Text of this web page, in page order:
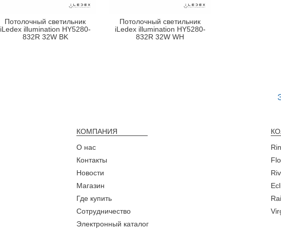
Потолочный светильник
iLedex illumination HY5280-
832R 32W BK
Потолочный светильник
iLedex illumination HY5280-
832R 32W WH
КОМПАНИЯ
О нас
Контакты
Новости
Магазин
Где купить
Сотрудничество
Электронный каталог